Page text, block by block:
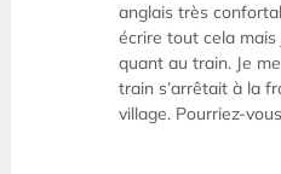
anglais très
écrire tout cela mais
quant au train. Je
train s’arrêtait à la
village. Pourriez-